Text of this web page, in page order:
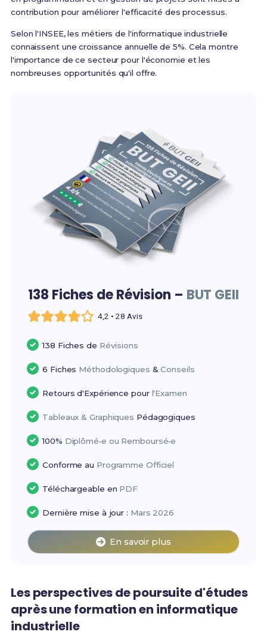
contribution pour améliorer l'efficacité des processus.
Selon l'INSEE, les métiers de l'informatique industrielle
connaissent une croissance annuelle de 5%. Cela montre
l'importance de ce secteur pour l'économie et les
nombreuses opportunités qu'il offre.
138 Fiches de Révision – BUT GEII
4,2 • 28 Avis
138 Fiches de Révisions
6 Fiches Méthodologiques &Conseils
Retours d'Expérience pour l'Examen
Tableaux & Graphiques Pédagogiques
100% Diplômé•e ou Remboursé•e
Conforme au Programme Officiel
Téléchargeable en PDF
Dernière mise à jour : Mars 2026
En savoir plus
Les perspectives de poursuite d'études
après une formation en informatique
industrielle